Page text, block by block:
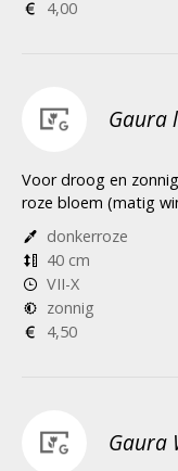
4,00
Gaura
Voor droog en
roze bloem (matig
donkerroze
40 cm
VII-X
zonnig
4,50
Gaura